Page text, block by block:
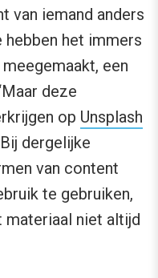
van iemand anders
hebben het immers
een
deze
op Unsplash
dergelijke
van content
te gebruiken,
niet altijd